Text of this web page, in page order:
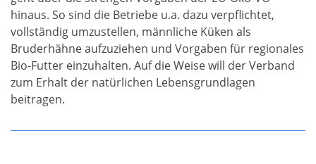
hinaus. So sind die Betriebe u.a. dazu verpflichtet,
vollständig umzustellen, männliche Küken als
Bruderhähne aufzuziehen und Vorgaben für regionales
Bio-Futter einzuhalten. Auf die Weise will der Verband
zum Erhalt der natürlichen Lebensgrundlagen
beitragen.